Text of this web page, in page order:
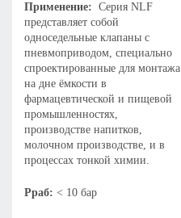
Применение: Серия NLF
представляет собой
односедельные клапаны с
пневмоприводом, специально
спроектированные для монтажа
на дне ёмкости в
фармацевтической и пищевой
промышленностях,
производстве напитков,
молочном производстве, и в
процессах тонкой химии.
Рраб: < 10 бар